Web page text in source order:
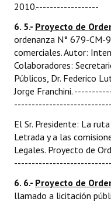
2010.------------------
6. 5.- Proyecto de
ordenanza N° 679-CM-
comerciales. Autor:
Colaboradores:
Públicos, Dr. Federico
Jorge Franchini.
El Sr. Presidente: La
Letrada y a las
Legales. Proyecto de
6. 6.- Proyecto de
llamado a licitación